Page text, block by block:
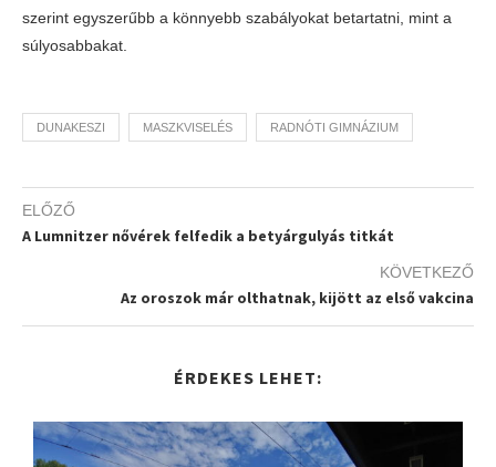
szerint egyszerűbb a könnyebb szabályokat betartatni, mint a
súlyosabbakat.
DUNAKESZI MASZKVISELÉS RADNÓTI GIMNÁZIUM
ELŐZŐ
A Lumnitzer nővérek felfedik a betyárgulyás titkát
KÖVETKEZŐ
Az oroszok már olthatnak, kijött az első vakcina
ÉRDEKES LEHET: